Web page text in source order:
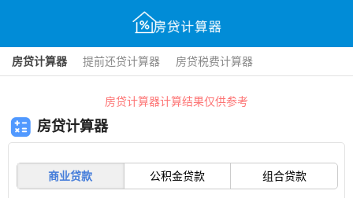
房贷计算器 提前还贷计算器 房贷税费计算器
房贷计算器计算结果仅供参考
房贷计算器
商业贷款 公积金贷款 组合贷款